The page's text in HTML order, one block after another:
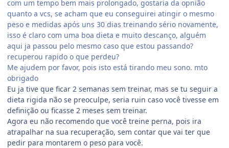
com um tempo bem mais prolongado, gostaria da opnião
quanto a vcs, se acham que eu conseguirei atingir o mesmo
peso e medidas após uns 30 dias treinando sério novamente,
isso é claro com uma boa dieta e muito descanço, alguém
aqui ja passou pelo mesmo caso que estou passando?
recuperou rapido o que perdeu?
Me ajudem por favor, pois isto está tirando meu sono. mto
obrigado
Eu ja tive que ficar 2 semanas sem treinar, mas se tu seguir a
dieta rigida não se preoculpe, seria ruin caso você tivesse em
definição ou ficasse 2 meses sem treinar.
Agora eu não recomendo que você treine perna, pois ira
atrapalhar na sua recuperação, sem contar que vai ter que
pedir para montarem o peso para você.